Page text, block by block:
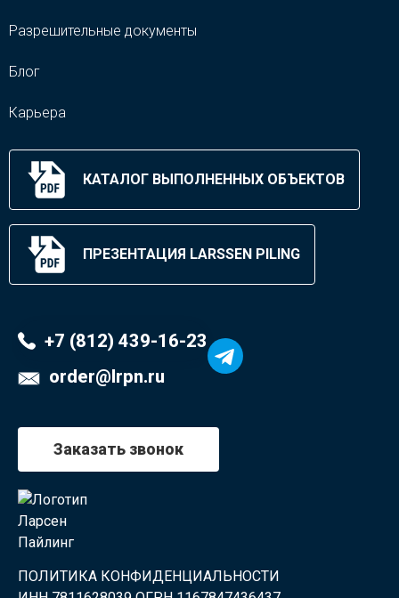
Разрешительные документы
Блог
Карьера
КАТАЛОГ ВЫПОЛНЕННЫХ ОБЪЕКТОВ
ПРЕЗЕНТАЦИЯ LARSSEN PILING
ПОЛИТИКА КОНФИДЕНЦИАЛЬНОСТИ
+7 (812) 439-16-23
order@lrpn.ru
Заказать звонок